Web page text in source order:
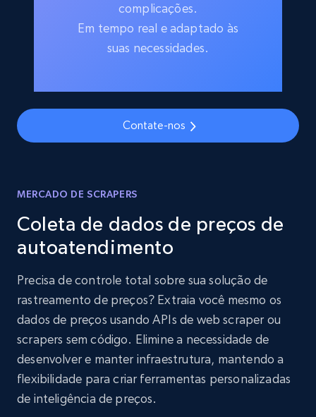
complicações.
Em tempo real e adaptado às
suas necessidades.
Contate-nos
MERCADO DE SCRAPERS
Coleta de dados de preços de
autoatendimento
Precisa de controle total sobre sua solução de
rastreamento de preços? Extraia você mesmo os
dados de preços usando APIs de web scraper ou
scrapers sem código. Elimine a necessidade de
desenvolver e manter infraestrutura, mantendo a
flexibilidade para criar ferramentas personalizadas
de inteligência de preços.